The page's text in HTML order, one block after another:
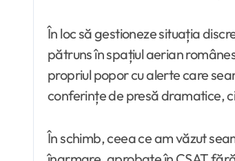
În loc să gestioneze situația
pătruns în spațiul aerian
propriul popor cu alerte care
conferințe de presă dramatice,
În schimb, ceea ce am văzut